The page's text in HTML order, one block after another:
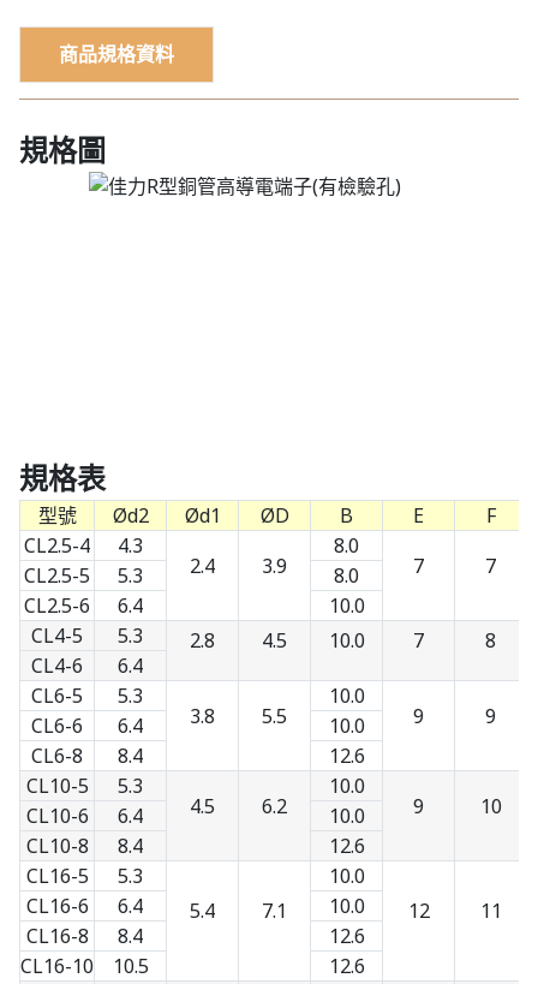
商品規格資料
規格圖
規格表
型號 Ød2 Ød1 ØD B E
F
CL2.5-4
4.3
2.4 3.9
8.0
7 7
CL2.5-5 5.3
8.0
CL2.5-6
6.4
10.0
CL4-5
5.3 2.8 4.5 10.0 7
8
CL4-6
6.4
CL6-5
5.3
3.8 5.5
10.0
9 9
CL6-6 6.4
10.0
CL6-8
8.4
12.6
CL10-5
5.3
4.5 6.2
10.0
9 10
CL10-6 6.4
10.0
CL10-8
8.4
12.6
CL16-5
5.3
5.4
7.1
10.0
12
11
CL16-6 6.4
10.0
CL16-8
8.4
12.6
CL16-10
10.5
12.6